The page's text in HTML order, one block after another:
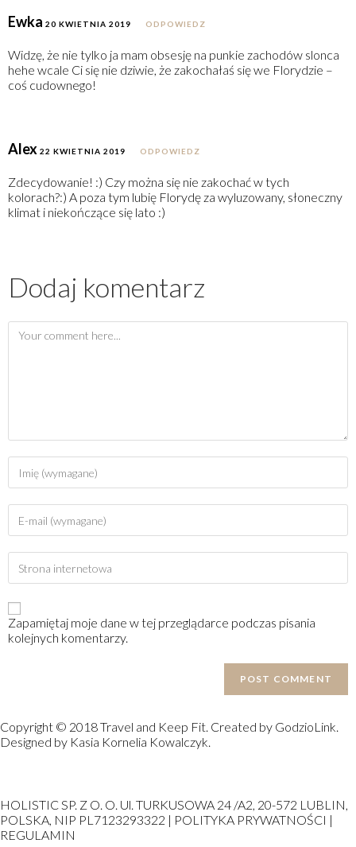
Ewka 20 KWIETNIA 2019 ODPOWIEDZ
Widzę, że nie tylko ja mam obsesję na punkie zachodów slonca
hehe wcale Ci się nie dziwie, że zakochałaś się we Florydzie –
coś cudownego!
Alex 22 KWIETNIA 2019 ODPOWIEDZ
Zdecydowanie! :) Czy można się nie zakochać w tych
kolorach?:) A poza tym lubię Florydę za wyluzowany, słoneczny
klimat i niekończące się lato :)
Dodaj komentarz
Zapamiętaj moje dane w tej przeglądarce podczas pisania
kolejnych komentarzy.
Copyright © 2018 Travel and Keep Fit. Created by GodzioLink.
Designed by Kasia Kornelia Kowalczyk.
HOLISTIC SP. Z O. O. Ul. TURKUSOWA 24 /A2, 20-572 LUBLIN,
POLSKA, NIP PL7123293322 | POLITYKA PRYWATNOŚCI |
REGULAMIN